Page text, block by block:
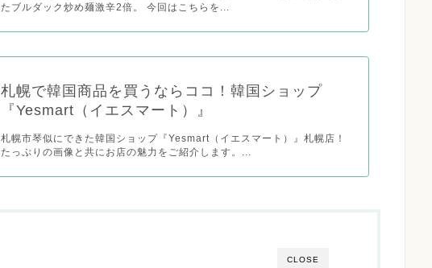
たブルダック炒め麺激辛2倍。 今回はこちらを...
札幌で韓国商品を買うならココ！韓国ショップ
『Yesmart（イエスマート）』
札幌市琴似にできた韓国ショップ『Yesmart（イエスマート）』札幌店！
たっぷりの画像と共にお店の魅力をご紹介します。...
CLOSE